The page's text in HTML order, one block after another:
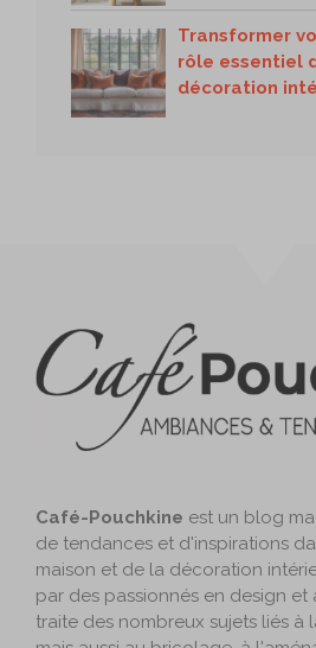
Transformer
rôle essentiel
décoration
Café-Pouchkine est un blog
de tendances et d'inspirations
maison et de la décoration
par des passionnés en design et
traite des nombreux sujets liés à